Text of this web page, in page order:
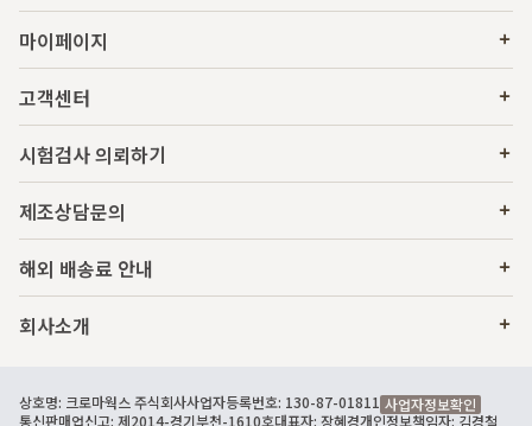
마이페이지
고객센터
시험검사 의뢰하기
제조상담문의
해외 배송료 안내
회사소개
상호명: 크로마웍스 주식회사사업자등록번호: 130-87-01811 사업자정보확인
통신판매업신고: 제2014-경기부천-1610호대표자: 장혜경개인정보책임자: 김경철